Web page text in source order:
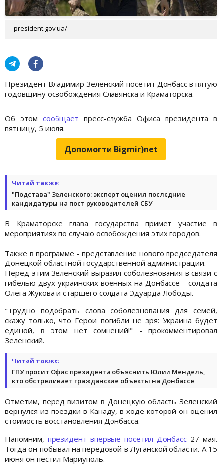
president.gov.ua/
Президент Владимир Зеленский посетит Донбасс в пятую
годовщину освобождения Славянска и Краматорска.
Об этом сообщает пресс-служба Офиса президента в
пятницу, 5 июля.
Допомогти Bigmir)net
Читай также:
"Подстава" Зеленского: эксперт оценил последние
кандидатуры на пост руководителей СБУ
В Краматорске глава государства примет участие в
мероприятиях по случаю освобождения этих городов.
Также в программе - представление нового председателя
Донецкой областной государственной администрации.
Перед этим Зеленский выразил соболезнования в связи с
гибелью двух украинских военных на Донбассе - солдата
Олега Жукова и старшего солдата Эдуарда Лободы.
"Трудно подобрать слова соболезнования для семей,
скажу только, что Герои погибли не зря: Украина будет
единой, в этом нет сомнений!" - прокомментировал
Зеленский.
Читай также:
ГПУ просит Офис президента объяснить Юлии Мендель,
кто обстреливает гражданские объекты на Донбассе
Отметим, перед визитом в Донецкую область Зеленский
вернулся из поездки в Канаду, в ходе которой он оценил
стоимость восстановления Донбасса.
Напомним, президент впервые посетил Донбасс 27 мая.
Тогда он побывал на передовой в Луганской области. А 15
июня он пестил Мариуполь.